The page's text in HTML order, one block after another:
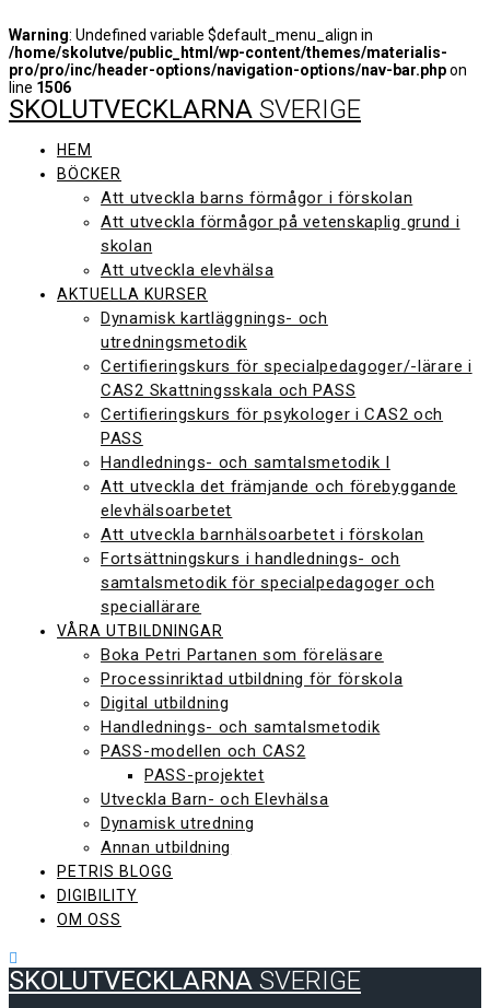
Warning: Undefined variable $default_menu_align in
/home/skolutve/public_html/wp-content/themes/materialis-
pro/pro/inc/header-options/navigation-options/nav-bar.phpon
line 1506
Hoppa
till
SKOLUTVECKLARNA SVERIGE
HEM
BÖCKER
Att utveckla barns förmågor i förskolan
Att utveckla förmågor på vetenskaplig grund i
skolan
Att utveckla elevhälsa
AKTUELLA KURSER
Dynamisk kartläggnings- och
utredningsmetodik
Certifieringskurs för specialpedagoger/-lärare i
CAS2 Skattningsskala och PASS
Certifieringskurs för psykologer i CAS2 och
PASS
Handlednings- och samtalsmetodik I
Att utveckla det främjande och förebyggande
elevhälsoarbetet
Att utveckla barnhälsoarbetet i förskolan
Fortsättningskurs i handlednings- och
samtalsmetodik för specialpedagoger och
speciallärare
VÅRA UTBILDNINGAR
Boka Petri Partanen som föreläsare
Processinriktad utbildning för förskola
Digital utbildning
Handlednings- och samtalsmetodik
PASS-modellen och CAS2
PASS-projektet
Utveckla Barn- och Elevhälsa
Dynamisk utredning
Annan utbildning
PETRIS BLOGG
DIGIBILITY
OM OSS
SKOLUTVECKLARNA SVERIGE